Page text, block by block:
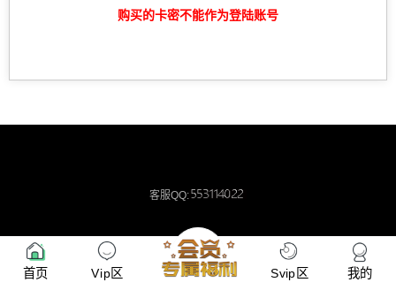
购买的卡密不能作为登陆账号
首页 Vip区 Svip区 我的
客服QQ: